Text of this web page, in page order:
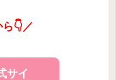
👇／
サイ